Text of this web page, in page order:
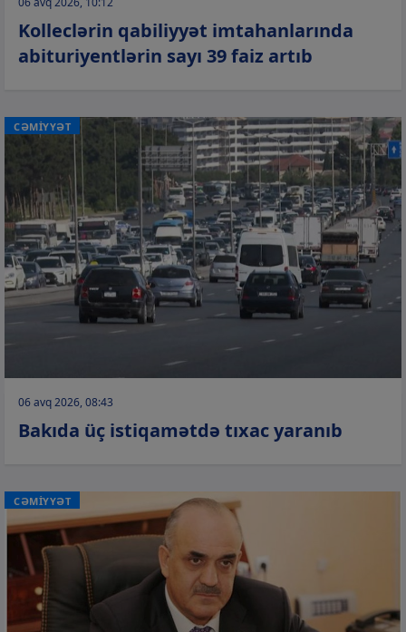
Kolleclərin qabiliyyət imtahanlarında
abituriyentlərin sayı 39 faiz artıb
CƏMİYYƏT
06 avq 2026, 08:43
Bakıda üç istiqamətdə tıxac yaranıb
CƏMİYYƏT